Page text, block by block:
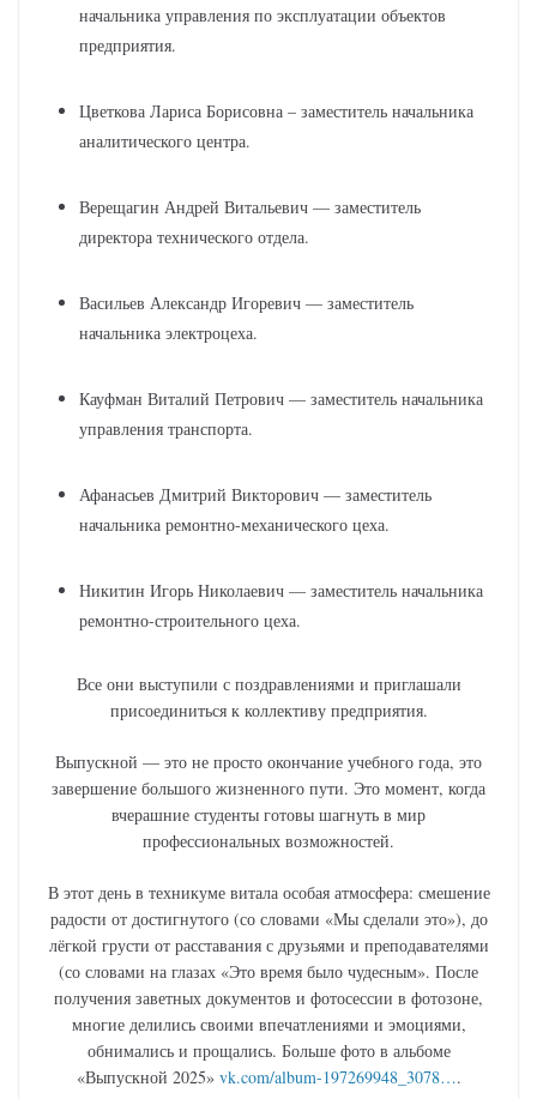
начальника управления по эксплуатации объектов
предприятия.
Цветкова Лариса Борисовна – заместитель начальника
аналитического центра.
Верещагин Андрей Витальевич — заместитель
директора технического отдела.
Васильев Александр Игоревич — заместитель
начальника электроцеха.
Кауфман Виталий Петрович — заместитель начальника
управления транспорта.
Афанасьев Дмитрий Викторович — заместитель
начальника ремонтно-механического цеха.
Никитин Игорь Николаевич — заместитель начальника
ремонтно-строительного цеха.
Все они выступили с поздравлениями и приглашали
присоединиться к коллективу предприятия.
Выпускной — это не просто окончание учебного года, это
завершение большого жизненного пути. Это момент, когда
вчерашние студенты готовы шагнуть в мир
профессиональных возможностей.
В этот день в техникуме витала особая атмосфера: смешение
радости от достигнутого (со словами «Мы сделали это»), до
лёгкой грусти от расставания с друзьями и преподавателями
(со словами на глазах «Это время было чудесным». После
получения заветных документов и фотосессии в фотозоне,
многие делились своими впечатлениями и эмоциями,
обнимались и прощались. Больше фото в альбоме
«Выпускной 2025» vk.com/album-197269948_3078….